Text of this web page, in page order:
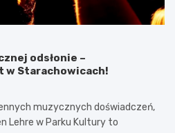
odsłonie –
w Starachowicach!
muzycznych doświadczeń,
Lehre w Parku Kultury to